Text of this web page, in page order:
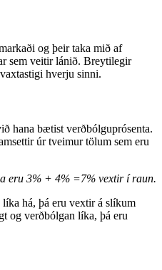
og þeir taka mið af
sem veitir lánið. Breytilegir
hverju sinni.
hana bætist verðbólguprósenta.
úr tveimur tölum sem eru
eru 3% + 4% =7% vextir í raun.
há, þá eru vextir á slíkum
og verðbólgan líka, þá eru